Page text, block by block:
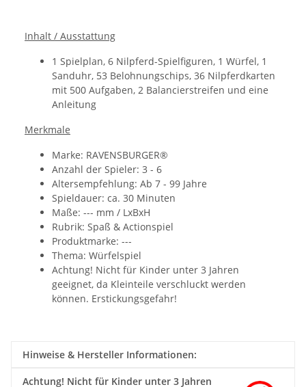
Inhalt / Ausstattung
1 Spielplan, 6 Nilpferd-Spielfiguren, 1 Würfel, 1
Sanduhr, 53 Belohnungschips, 36 Nilpferdkarten
mit 500 Aufgaben, 2 Balancierstreifen und eine
Anleitung
Merkmale
Marke: RAVENSBURGER®
Anzahl der Spieler: 3 - 6
Altersempfehlung: Ab 7 - 99 Jahre
Spieldauer: ca. 30 Minuten
Maße: --- mm / LxBxH
Rubrik: Spaß & Actionspiel
Produktmarke: ---
Thema: Würfelspiel
Achtung! Nicht für Kinder unter 3 Jahren
geeignet, da Kleinteile verschluckt werden
können. Erstickungsgefahr!
Hinweise & Hersteller Informationen:
Achtung! Nicht für Kinder unter 3 Jahren